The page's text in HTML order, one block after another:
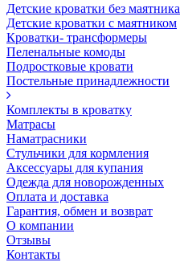
Детские кроватки без маятника
Детские кроватки с маятником
Кроватки- трансформеры
Пеленальные комоды
Подростковые кровати
Постельные принадлежности
Комплекты в кроватку
Матрасы
Наматрасники
Стульчики для кормления
Аксессуары для купания
Одежда для новорожденных
Оплата и доставка
Гарантия, обмен и возврат
О компании
Отзывы
Контакты